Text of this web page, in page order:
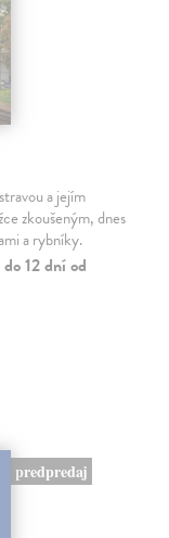
a jejím
zkoušeným, dnes
a rybníky.
12 dní od
predpredaj